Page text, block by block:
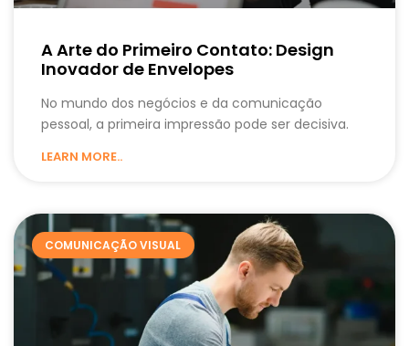
A Arte do Primeiro Contato: Design
Inovador de Envelopes
No mundo dos negócios e da comunicação
pessoal, a primeira impressão pode ser decisiva.
LEARN MORE..
COMUNICAÇÃO VISUAL